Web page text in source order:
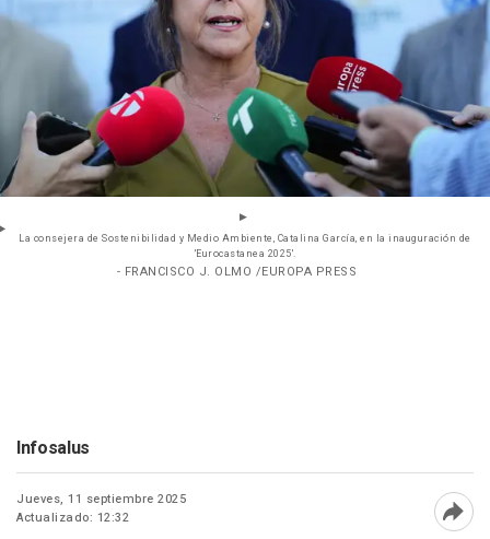
La consejera de Sostenibilidad y Medio Ambiente, Catalina García, en la inauguración de
'Eurocastanea 2025'.
- FRANCISCO J. OLMO /EUROPA PRESS
Infosalus
Jueves, 11 septiembre 2025
Actualizado: 12:32